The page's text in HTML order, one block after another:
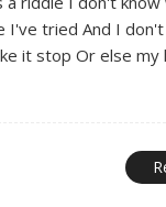
I've tried And I
it stop Or else my